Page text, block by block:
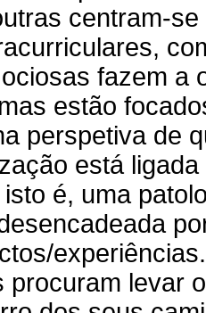
centram-
fazem a
estão
perspetiva de
está
é, uma
procuram levar